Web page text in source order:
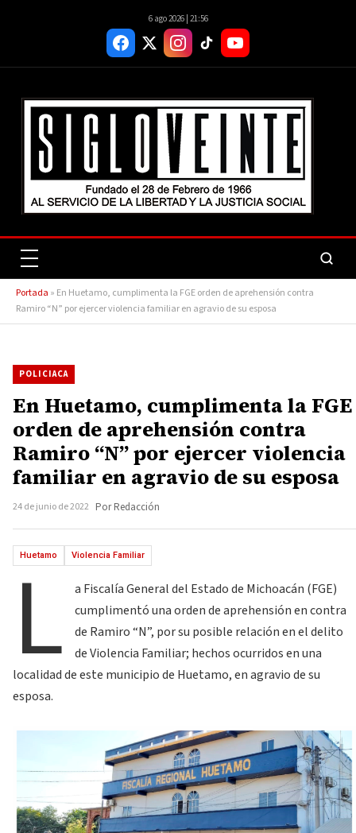
6 ago 2026 | 21:56
Portada » En Huetamo, cumplimenta la FGE orden de aprehensión contra
Ramiro “N” por ejercer violencia familiar en agravio de su esposa
POLICIACA
En Huetamo, cumplimenta la FGE
orden de aprehensión contra
Ramiro “N” por ejercer violencia
familiar en agravio de su esposa
24 de junio de 2022 Por Redacción
Huetamo Violencia Familiar
L
a Fiscalía General del Estado de Michoacán (FGE)
cumplimentó una orden de aprehensión en contra
de Ramiro “N”, por su posible relación en el delito
de Violencia Familiar; hechos ocurridos en una
localidad de este municipio de Huetamo, en agravio de su
esposa.